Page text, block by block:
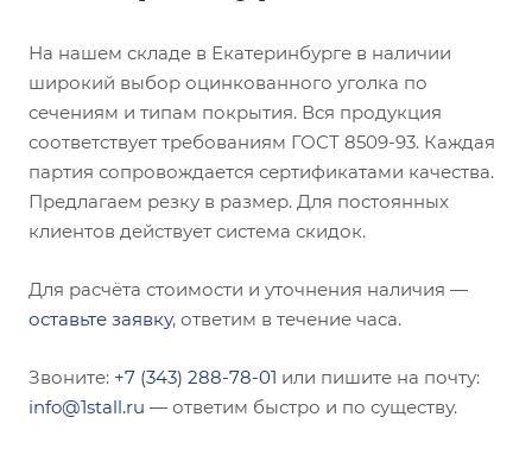
На нашем складе в Екатеринбурге в наличии
широкий выбор оцинкованного уголка по
сечениям и типам покрытия. Вся продукция
соответствует требованиям ГОСТ 8509-93. Каждая
партия сопровождается сертификатами качества.
Предлагаем резку в размер. Для постоянных
клиентов действует система скидок.
Для расчёта стоимости и уточнения наличия —
оставьте заявку, ответим в течение часа.
Звоните: +7 (343) 288-78-01 или пишите на почту:
info@1stall.ru — ответим быстро и по существу.